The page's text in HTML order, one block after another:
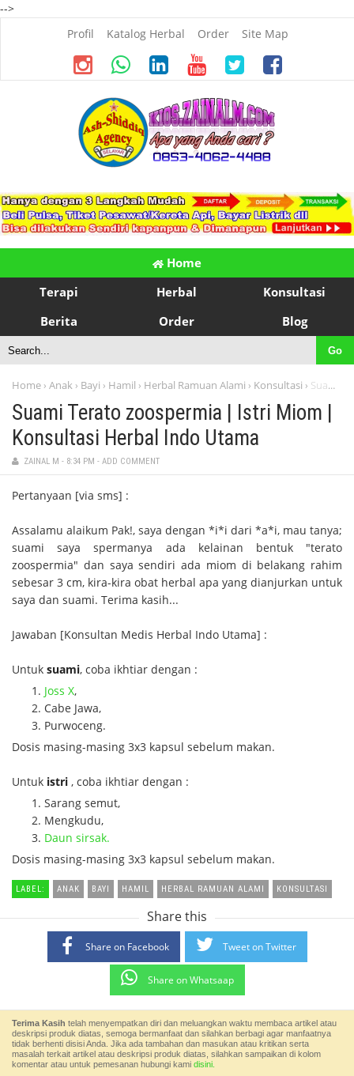
-->
Profil
Katalog Herbal Order Site Map
Home
Terapi
Herbal
Konsultasi
Berita
Order Blog
Home › Anak › Bayi › Hamil › Herbal Ramuan Alami › Konsultasi › Suami Terato zoospermia | Istri Miom | Konsultasi Herbal Indo Utama
Suami Terato zoospermia | Istri Miom |
Konsultasi Herbal Indo Utama
ZAINAL M - 8:34 PM - ADD COMMENT
Pertanyaan [via sms] :
Assalamu alaikum Pak!, saya dengan *i*i dari *a*i, mau tanya;
suami saya spermanya ada kelainan bentuk "terato
zoospermia" dan saya sendiri ada miom di belakang rahim
sebesar 3 cm, kira-kira obat herbal apa yang dianjurkan untuk
saya dan suami. Terima kasih...
Jawaban [Konsultan Medis Herbal Indo Utama] :
Untuk suami, coba ikhtiar dengan :
Joss X,
Cabe Jawa,
Purwoceng.
Dosis masing-masing 3x3 kapsul sebelum makan.
Untuk istri , coba ikhtiar dengan :
Sarang semut,
Mengkudu,
Daun sirsak.
Dosis masing-masing 3x3 kapsul sebelum makan.
LABEL: ANAK BAYI HAMIL HERBAL RAMUAN ALAMI KONSULTASI
Share this
Share on Facebook Tweet on Twitter
Share on Whatsaap
Terima Kasih telah menyempatkan diri dan meluangkan waktu membaca artikel atau
deskripsi produk diatas, semoga bermanfaat dan silahkan berbagi agar manfaatnya
tidak berhenti disisi Anda. Jika ada tambahan dan masukan atau kritikan serta
masalah terkait artikel atau deskripsi produk diatas, silahkan sampaikan di kolom
komentar atau untuk pemesanan hubungi kami disini.